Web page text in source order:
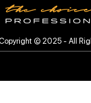
© 2025 - All